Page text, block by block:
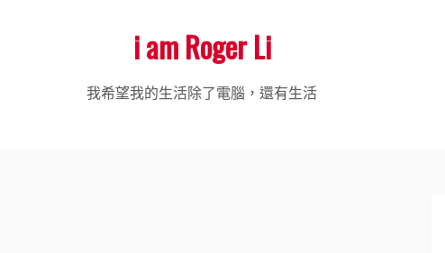
i am Roger Li
我希望我的生活除了電腦，還有生活